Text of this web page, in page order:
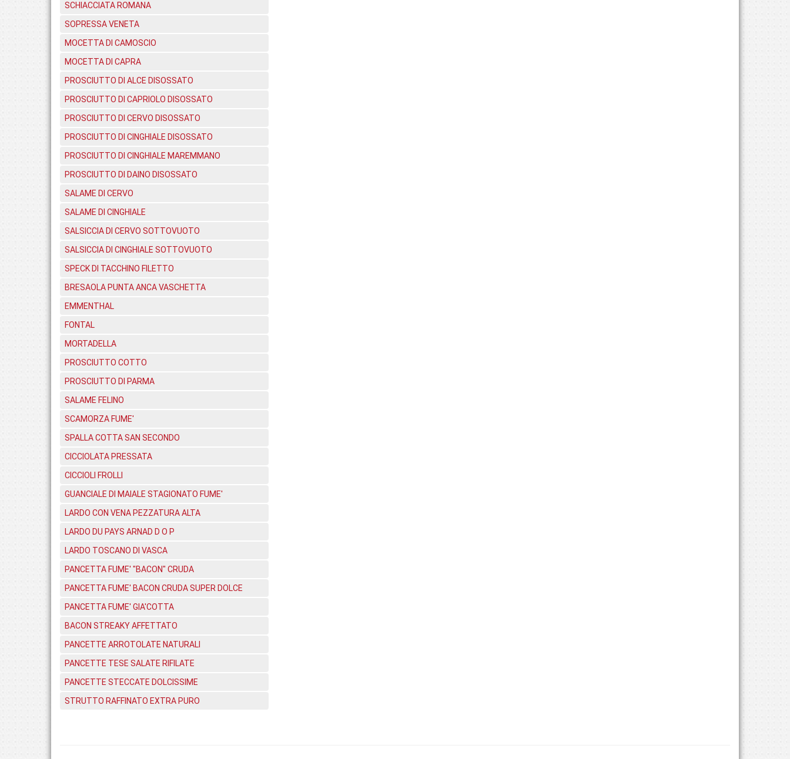
SCHIACCIATA ROMANA
SOPRESSA VENETA
MOCETTA DI CAMOSCIO
MOCETTA DI CAPRA
PROSCIUTTO DI ALCE DISOSSATO
PROSCIUTTO DI CAPRIOLO DISOSSATO
PROSCIUTTO DI CERVO DISOSSATO
PROSCIUTTO DI CINGHIALE DISOSSATO
PROSCIUTTO DI CINGHIALE MAREMMANO
PROSCIUTTO DI DAINO DISOSSATO
SALAME DI CERVO
SALAME DI CINGHIALE
SALSICCIA DI CERVO SOTTOVUOTO
SALSICCIA DI CINGHIALE SOTTOVUOTO
SPECK DI TACCHINO FILETTO
BRESAOLA PUNTA ANCA VASCHETTA
EMMENTHAL
FONTAL
MORTADELLA
PROSCIUTTO COTTO
PROSCIUTTO DI PARMA
SALAME FELINO
SCAMORZA FUME'
SPALLA COTTA SAN SECONDO
CICCIOLATA PRESSATA
CICCIOLI FROLLI
GUANCIALE DI MAIALE STAGIONATO FUME'
LARDO CON VENA PEZZATURA ALTA
LARDO DU PAYS ARNAD D O P
LARDO TOSCANO DI VASCA
PANCETTA FUME' "BACON" CRUDA
PANCETTA FUME' BACON CRUDA SUPER DOLCE
PANCETTA FUME' GIA'COTTA
BACON STREAKY AFFETTATO
PANCETTE ARROTOLATE NATURALI
PANCETTE TESE SALATE RIFILATE
PANCETTE STECCATE DOLCISSIME
STRUTTO RAFFINATO EXTRA PURO